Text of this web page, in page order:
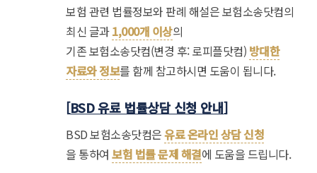
보험 관련 법률정보와 판례 해설은 보험소송닷컴의
최신 글과1,000개 이상의
기존 보험소송닷컴(변경 후: 로피플닷컴) 방대한
자료와 정보를 함께 참고하시면 도움이 됩니다.
[BSD 유료 법률상담 신청 안내]
BSD 보험소송닷컴은유료 온라인 상담 신청
을 통하여보험 법률 문제 해결에 도움을 드립니다.